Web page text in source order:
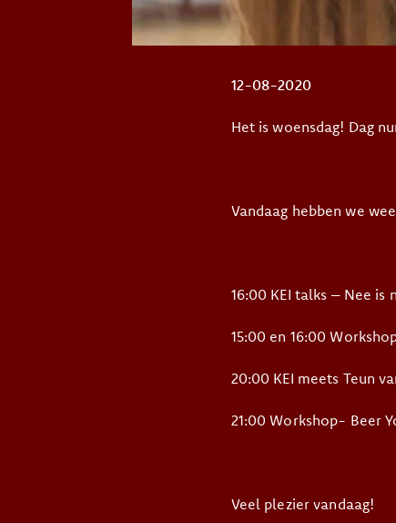
12-08-2020
Het is woensdag! Dag
Vandaag hebben we
16:00 KEI talks – Nee
15:00 en 16:00
20:00 KEI meets Teun
21:00 Workshop- Beer
Veel plezier vandaag!